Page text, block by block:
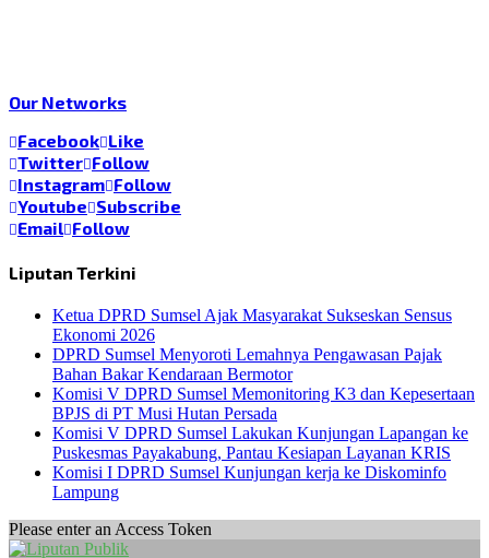
Our Networks
Facebook Like
Twitter Follow
Instagram Follow
Youtube Subscribe
Email Follow
Liputan Terkini
Ketua DPRD Sumsel Ajak Masyarakat Sukseskan Sensus
Ekonomi 2026
DPRD Sumsel Menyoroti Lemahnya Pengawasan Pajak
Bahan Bakar Kendaraan Bermotor
Komisi V DPRD Sumsel Memonitoring K3 dan Kepesertaan
BPJS di PT Musi Hutan Persada
Komisi V DPRD Sumsel Lakukan Kunjungan Lapangan ke
Puskesmas Payakabung, Pantau Kesiapan Layanan KRIS
Komisi I DPRD Sumsel Kunjungan kerja ke Diskominfo
Lampung
Please enter an Access Token